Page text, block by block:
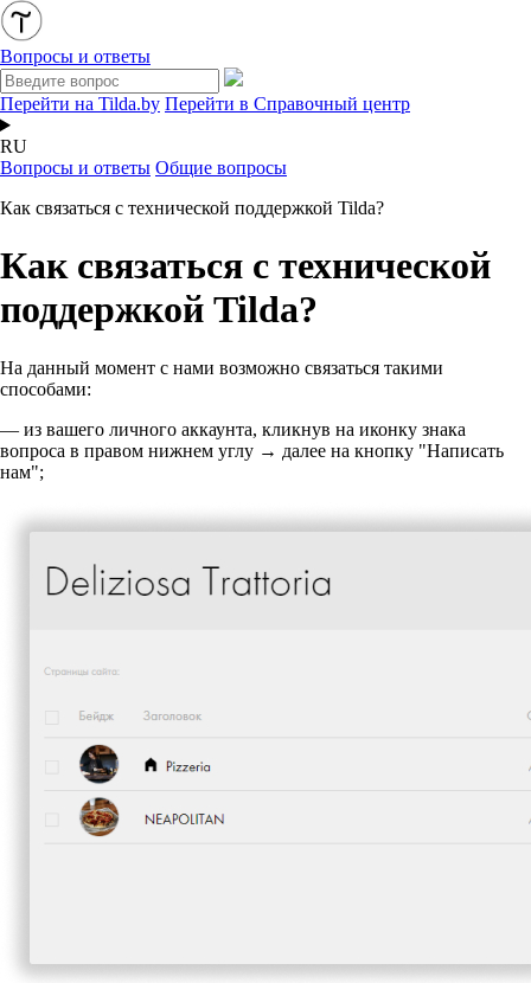
Вопросы и ответы
Перейти на Tilda.by Перейти в Справочный центр
RU
Вопросы и ответы Общие вопросы
Как связаться с технической поддержкой Tilda?
Как связаться с технической
поддержкой Tilda?
На данный момент с нами возможно связаться такими
способами:
— из вашего личного аккаунта, кликнув на иконку знака
вопроса в правом нижнем углу → далее на кнопку "Написать
нам";